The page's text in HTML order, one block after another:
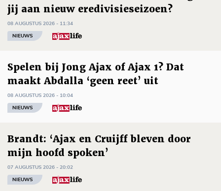
jij aan nieuw eredivisieseizoen?
08 AUGUSTUS 2026 - 11:34
NIEUWS
Spelen bij Jong Ajax of Ajax 1? Dat
maakt Abdalla ‘geen reet’ uit
08 AUGUSTUS 2026 - 10:04
NIEUWS
Brandt: ‘Ajax en Cruijff bleven door
mijn hoofd spoken’
07 AUGUSTUS 2026 - 20:02
NIEUWS